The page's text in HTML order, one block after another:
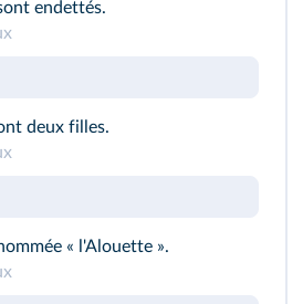
endettés.
deux filles.
« l'Alouette ».